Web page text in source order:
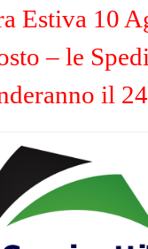
Estiva 10
– le
il